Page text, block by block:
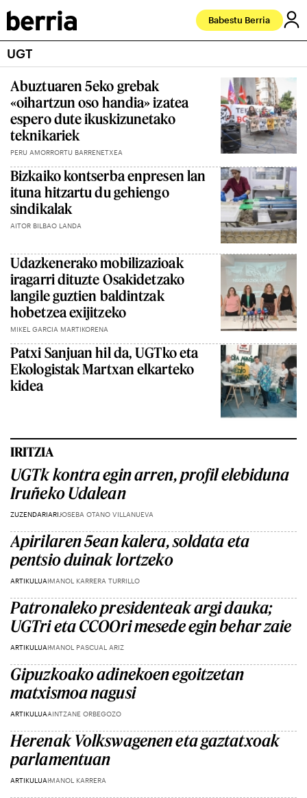
Babestu Berria
UGT
Abuztuaren 5eko grebak
«oihartzun oso handia» izatea
espero dute ikuskizunetako
teknikariek
PERU AMORRORTU BARRENETXEA
Bizkaiko kontserba enpresen lan
ituna hitzartu du gehiengo
sindikalak
AITOR BILBAO LANDA
Udazkenerako mobilizazioak
iragarri dituzte Osakidetzako
langile guztien baldintzak
hobetzea exijitzeko
MIKEL GARCIA MARTIKORENA
Patxi Sanjuan hil da, UGTko eta
Ekologistak Martxan elkarteko
kidea
IRITZIA
UGTk kontra egin arren, profil elebiduna
Iruñeko Udalean
ZUZENDARIARI JOSEBA OTANO VILLANUEVA
Apirilaren 5ean kalera, soldata eta
pentsio duinak lortzeko
ARTIKULUAIMANOL KARRERA TURRILLO
Patronaleko presidenteak argi dauka;
UGTri eta CCOOri mesede egin behar zaie
ARTIKULUAIMANOL PASCUAL ARIZ
Gipuzkoako adinekoen egoitzetan
matxismoa nagusi
ARTIKULUAAINTZANE ORBEGOZO
Herenak Volkswagenen eta gaztatxoak
parlamentuan
ARTIKULUAIMANOL KARRERA